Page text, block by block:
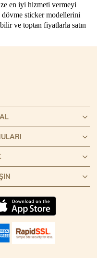
en iyi hizmeti vermeyi
dövme sticker modellerini
ve toptan fiyatlarla satın